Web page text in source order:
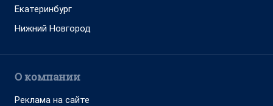
Екатеринбург
Нижний Новгород
О компании
Реклама на сайте